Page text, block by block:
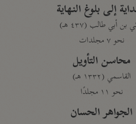
إلى بلوغ النهاية
أبي طالب (٤٣٧ هـ)
نحو ٧ مجلدات
محاسن التأويل
القاسمي (١٣٣٢ هـ)
نحو ١١ مجلدًا
الجواهر الحسان